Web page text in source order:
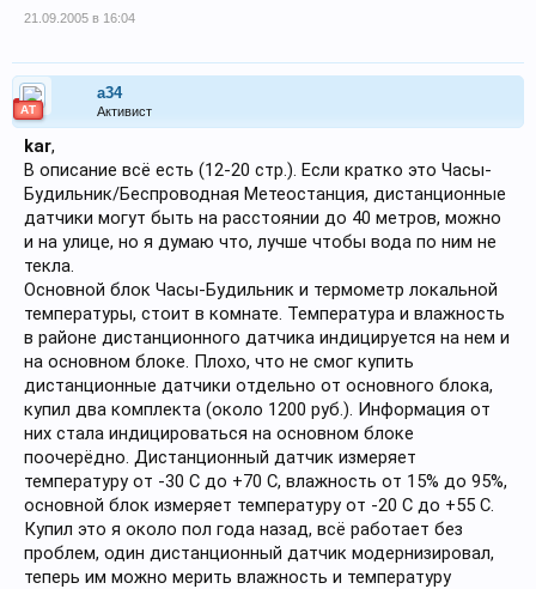
21.09.2005 в 16:04
АТ
a34
Активист
kar,
В описание всё есть (12-20 стр.). Если кратко это Часы-
Будильник/Беспроводная Метеостанция, дистанционные
датчики могут быть на расстоянии до 40 метров, можно
и на улице, но я думаю что, лучше чтобы вода по ним не
текла.
Основной блок Часы-Будильник и термометр локальной
температуры, стоит в комнате. Температура и влажность
в районе дистанционного датчика индицируется на нем и
на основном блоке. Плохо, что не смог купить
дистанционные датчики отдельно от основного блока,
купил два комплекта (около 1200 руб.). Информация от
них стала индицироваться на основном блоке
поочерёдно. Дистанционный датчик измеряет
температуру от -30 С до +70 С, влажность от 15% до 95%,
основной блок измеряет температуру от -20 С до +55 С.
Купил это я около пол года назад, всё работает без
проблем, один дистанционный датчик модернизировал,
теперь им можно мерить влажность и температуру